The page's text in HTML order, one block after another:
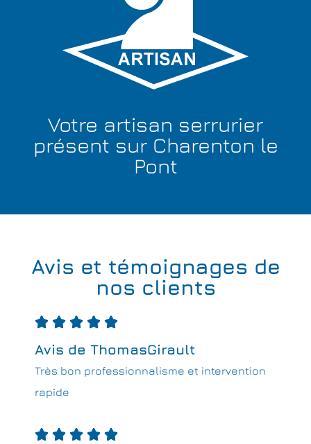
Votre artisan serrurier
présent sur Charenton le
Pont
Avis et témoignages de
nos clients
    
Avis de ThomasGirault
Très bon professionnalisme et intervention
rapide
    